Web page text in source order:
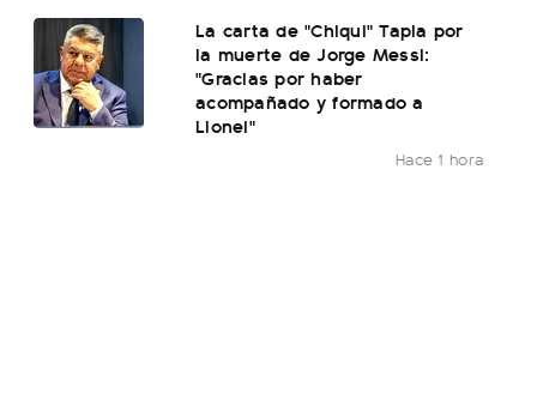
La carta de "Chiqui" Tapia por
la muerte de Jorge Messi:
"Gracias por haber
acompañado y formado a
Lionel"
Hace 1 hora